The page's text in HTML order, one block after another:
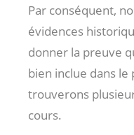
Par conséquent,
évidences
donner la preuve
bien inclue dans le
trouverons
cours.